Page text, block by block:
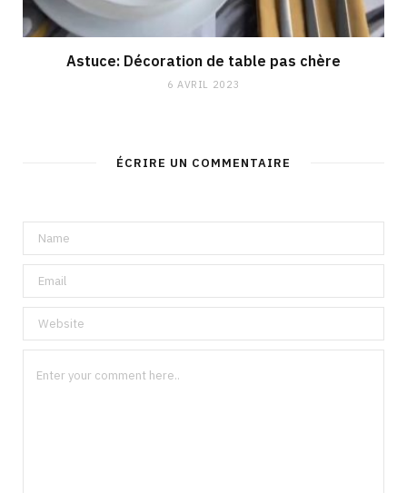
Astuce: Décoration de table pas chère
6 AVRIL 2023
ÉCRIRE UN COMMENTAIRE